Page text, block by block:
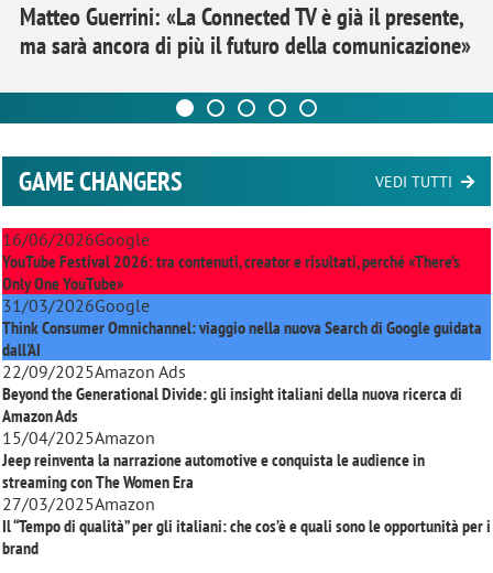
Matteo Guerrini: «La Connected TV è già il presente,
ma sarà ancora di più il futuro della comunicazione»
GAME CHANGERS VEDI TUTTI
16/06/2026Google
YouTube Festival 2026: tra contenuti, creator e risultati, perché «There’s
Only One YouTube»
31/03/2026Google
Think Consumer Omnichannel: viaggio nella nuova Search di Google guidata
dall'AI
22/09/2025Amazon Ads
Beyond the Generational Divide: gli insight italiani della nuova ricerca di
Amazon Ads
15/04/2025Amazon
Jeep reinventa la narrazione automotive e conquista le audience in
streaming conThe Women Era
27/03/2025Amazon
Il “Tempo di qualità” per gli italiani: che cos’è e quali sono le opportunità per i
brand